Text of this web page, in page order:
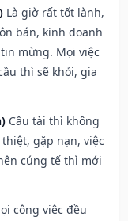
Là giờ rất tốt lành,
bán, kinh doanh
mừng. Mọi việc
thì sẽ khỏi, gia
Cầu tài thì không
gặp nạn, việc
cúng tế thì mới
công việc đều